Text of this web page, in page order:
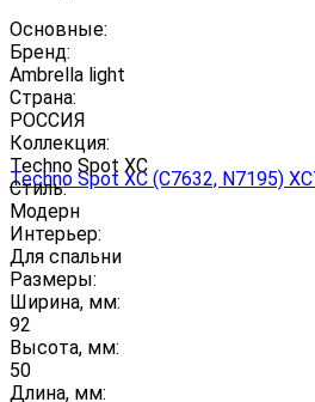
Основные:
Бренд:
Ambrella light
Страна:
РОССИЯ
Коллекция:
Techno Spot XC
Стиль:
Модерн
Интерьер:
Для спальни
Размеры:
Ширина, мм:
92
Высота, мм:
50
Длина, мм: